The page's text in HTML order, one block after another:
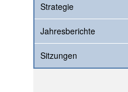
Strategie
Jahresberichte
Sitzungen